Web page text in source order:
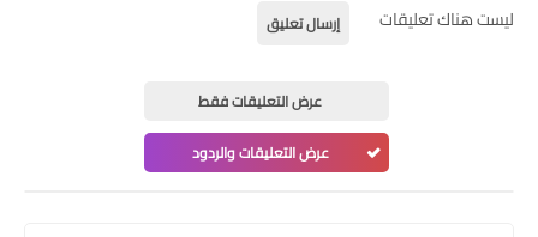
ليست هناك تعليقات إرسال تعليق
عرض التعليقات فقط
عرض التعليقات والردود